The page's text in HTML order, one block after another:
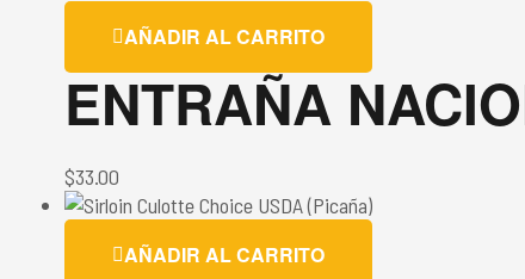
AÑADIR AL CARRITO
ENTRAÑA
$33.00
AÑADIR AL CARRITO